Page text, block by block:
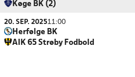
Køge BK (2)
20. SEP. 202511:00
Herfølge BK
AIK 65 Strøby Fodbold